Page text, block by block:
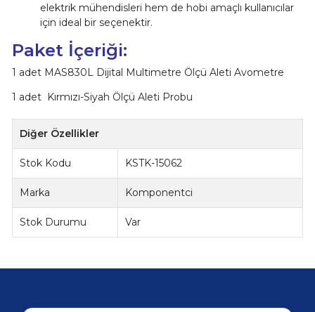
elektrik mühendisleri hem de hobi amaçlı kullanıcılar
için ideal bir seçenektir.
Paket İçeriği:
1 adet MAS830L Dijital Multimetre Ölçü Aleti Avometre
1 adet Kırmızı-Siyah Ölçü Aleti Probu
Diğer Özellikler
Stok Kodu KSTK-15062
Marka Komponentci
Stok Durumu Var